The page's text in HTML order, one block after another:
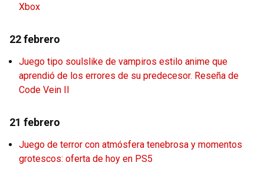
Xbox
22 febrero
Juego tipo soulslike de vampiros estilo anime que
aprendió de los errores de su predecesor. Reseña de
Code Vein II
21 febrero
Juego de terror con atmósfera tenebrosa y momentos
grotescos: oferta de hoy en PS5